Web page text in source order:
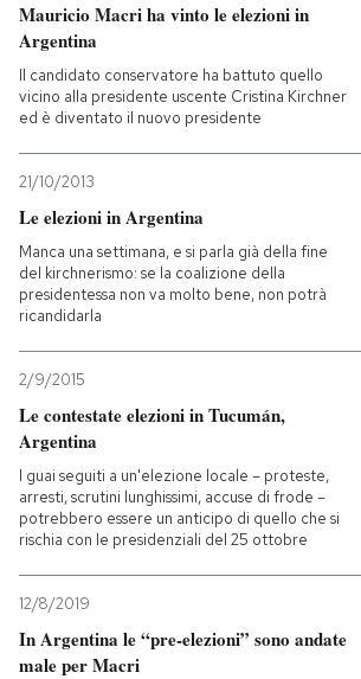
Mauricio Macri ha vinto le elezioni in
Argentina
Il candidato conservatore ha battuto quello
vicino alla presidente uscente Cristina Kirchner
ed è diventato il nuovo presidente
21/10/2013
Le elezioni in Argentina
Manca una settimana, e si parla già della fine
del kirchnerismo: se la coalizione della
presidentessa non va molto bene, non potrà
ricandidarla
2/9/2015
Le contestate elezioni in Tucumán,
Argentina
I guai seguiti a un'elezione locale – proteste,
arresti, scrutini lunghissimi, accuse di frode –
potrebbero essere un anticipo di quello che si
rischia con le presidenziali del 25 ottobre
12/8/2019
In Argentina le “pre-elezioni” sono andate
male per Macri